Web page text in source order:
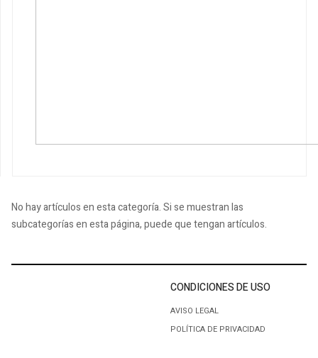
No hay artículos en esta categoría. Si se muestran las
subcategorías en esta página, puede que tengan artículos.
CONDICIONES DE USO
AVISO LEGAL
POLÍTICA DE PRIVACIDAD